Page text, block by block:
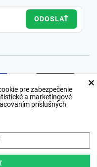
ODOSLAŤ
×
pre zabezpečenie
a marketingové
príslušných